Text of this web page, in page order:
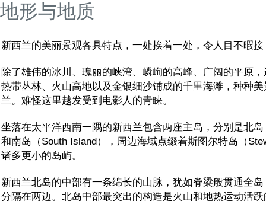
地形与地质
新西兰的美丽景观各具特点，一处挨着一处，令人目不暇
除了雄伟的冰川、瑰丽的峡湾、嶙峋的高峰、广阔的平原
热带丛林、火山高地以及金银细沙铺成的千里海滩，种种
兰。难怪这里越发受到电影人的青睐。
坐落在太平洋西南一隅的新西兰包含两座主岛，分别是北
和南岛（South Island），周边海域点缀着斯图尔特岛（
诸多更小的岛屿。
新西兰北岛的中部有一条绵长的山脉，犹如脊梁般贯通全
分隔在两边。北岛中部最突出的构造是火山和地热运动活